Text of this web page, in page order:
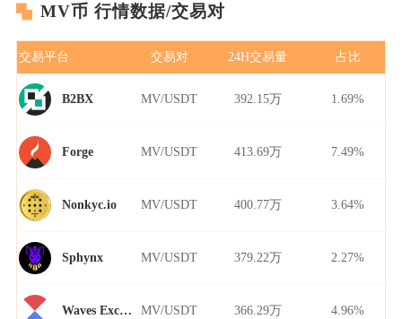
MV币 行情数据/交易对
交易平台 交易对 24H交易量 占比
B2BX MV/USDT 392.15万 1.69%
Forge MV/USDT 413.69万 7.49%
Nonkyc.io MV/USDT 400.77万 3.64%
Sphynx MV/USDT 379.22万 2.27%
Waves Exchange MV/USDT 366.29万 4.96%